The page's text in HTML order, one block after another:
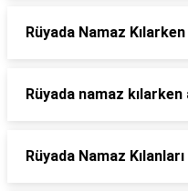
Rüyada Namaz Kılarken
Rüyada namaz
Rüyada Namaz